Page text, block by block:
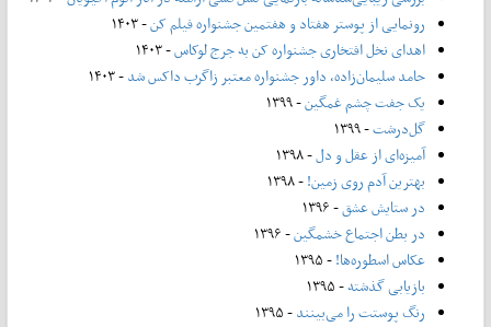
رونمایی از پوستر هفتاد و هفتمین جشنواره فیلم کن- ۱۴۰۳
اهدای نخل افتخاری جشنواره کن به جرج لوکاس- ۱۴۰۳
حامد سلیمان‌زاده، داور جشنواره معتبر زاگرب داکس شد- ۱۴۰۳
یک جفت چشم غمگین- ۱۳۹۹
گل‌درشت- ۱۳۹۹
آمیزه‌ای از عقل و دل- ۱۳۹۸
بهترین آدم روی زمین!- ۱۳۹۸
در ستایش عشق- ۱۳۹۶
در بطن اجتماع خشمگین- ۱۳۹۶
عکاس اسطوره‌ها!- ۱۳۹۵
بازیابی گذشته- ۱۳۹۵
رنگ پوستت را می‌بینند- ۱۳۹۵